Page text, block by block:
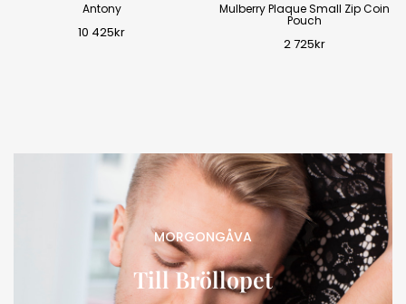
Antony
10 425kr
Mulberry Plaque Small Zip Coin
Pouch
2 725kr
MORGONGÅVA
Till Bröllopet